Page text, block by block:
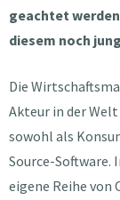
geachtet
diesem noch
Die
Akteur in der
sowohl als
Source-Software.
eigene Reihe von